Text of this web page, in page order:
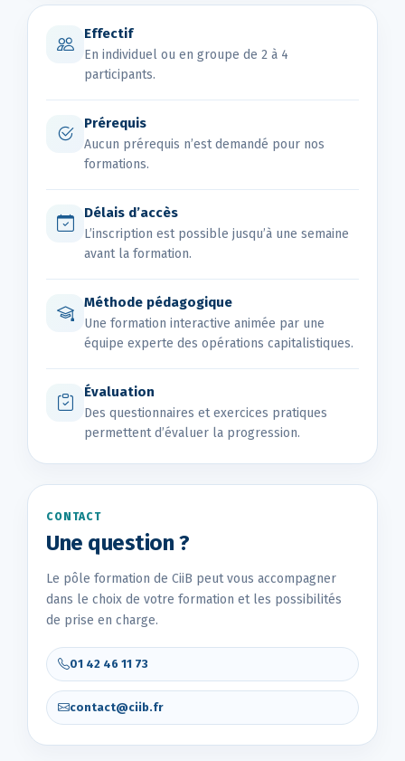
Effectif
En individuel ou en groupe de 2 à 4
participants.
Prérequis
Aucun prérequis n’est demandé pour nos
formations.
Délais d’accès
L’inscription est possible jusqu’à une semaine
avant la formation.
Méthode pédagogique
Une formation interactive animée par une
équipe experte des opérations capitalistiques.
Évaluation
Des questionnaires et exercices pratiques
permettent d’évaluer la progression.
CONTACT
Une question ?
Le pôle formation de CiiB peut vous accompagner
dans le choix de votre formation et les possibilités
de prise en charge.
01 42 46 11 73
contact@ciib.fr